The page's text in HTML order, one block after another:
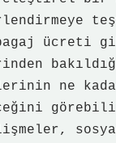
ücreti
ne